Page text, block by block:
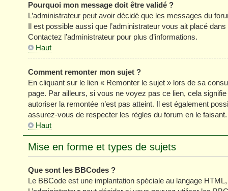
Pourquoi mon message doit être validé ?
L’administrateur peut avoir décidé que les messages du
Il est possible aussi que l’administrateur vous ait placé
Contactez l’administrateur pour plus d’informations.
Haut
Comment remonter mon sujet ?
En cliquant sur le lien « Remonter le sujet » lors de sa
page. Par ailleurs, si vous ne voyez pas ce lien, cela
autoriser la remontée n’est pas atteint. Il est également
assurez-vous de respecter les règles du forum en le faisant.
Haut
Mise en forme et types de sujets
Que sont les BBCodes ?
Le BBCode est une implantation spéciale au langage